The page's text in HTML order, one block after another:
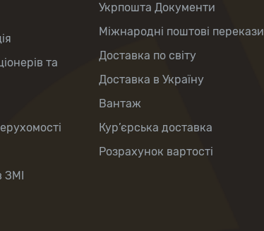
та
ЗМІ
Укрпошта Документи
Міжнародні поштові перекази
Доставка по світу
Доставка в Україну
Вантаж
Кур’єрська доставка
Розрахунок вартості